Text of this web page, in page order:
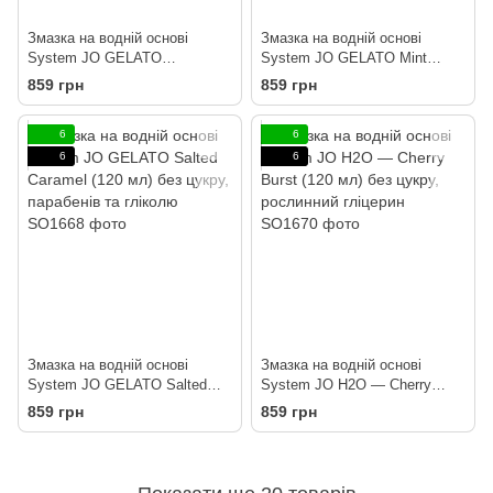
Змазка на водній основі
System JO GELATO
CremeBrulee (120 мл) без
цукру, парабенів та
пропіленглікол
859 грн
Змазка на водній основі
System JO GELATO Mint
Chocolate (120 мл) без цукру,
парабенів та пропіленглі
859 грн
6
6
Змазка на водній основі
System JO GELATO Salted
Caramel (120 мл) без цукру,
парабенів та гліколю
859 грн
6
6
Змазка на водній основі
System JO H2O — Cherry
Burst (120 мл) без цукру,
рослинний гліцерин
859 грн